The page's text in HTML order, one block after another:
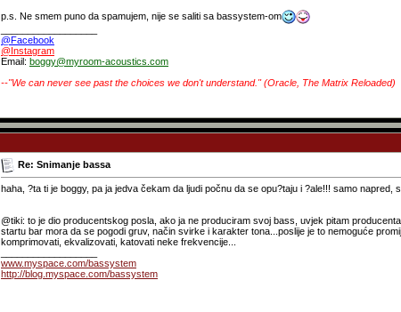
p.s. Ne smem puno da spamujem, nije se saliti sa bassystem-om
@Facebook
@Instagram
Email: boggy@myroom-acoustics.com
--"We can never see past the choices we don't understand." (Oracle, The Matrix Reloaded)
Re: Snimanje bassa
haha, ?ta ti je boggy, pa ja jedva čekam da ljudi počnu da se opu?taju i ?ale!!! samo napred,
@tiki: to je dio producentskog posla, ako ja ne produciram svoj bass, uvjek pitam
startu bar mora da se pogodi gruv, način svirke i karakter tona...poslije je to nemoguće
komprimovati, ekvalizovati, katovati neke frekvencije...
www.myspace.com/bassystem
http://blog.myspace.com/bassystem